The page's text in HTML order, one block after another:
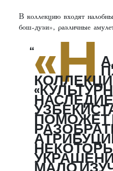
В коллекцию входят
бош-дузи», различные
«Н
НАСЛЕДИЕ
ПОМОЖЕТ